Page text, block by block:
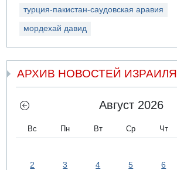
турция-пакистан-саудовская аравия
мордехай давид
АРХИВ НОВОСТЕЙ ИЗРАИЛЯ
Август 2026
Вс Пн Вт Ср Чт
2
3 4 5 6